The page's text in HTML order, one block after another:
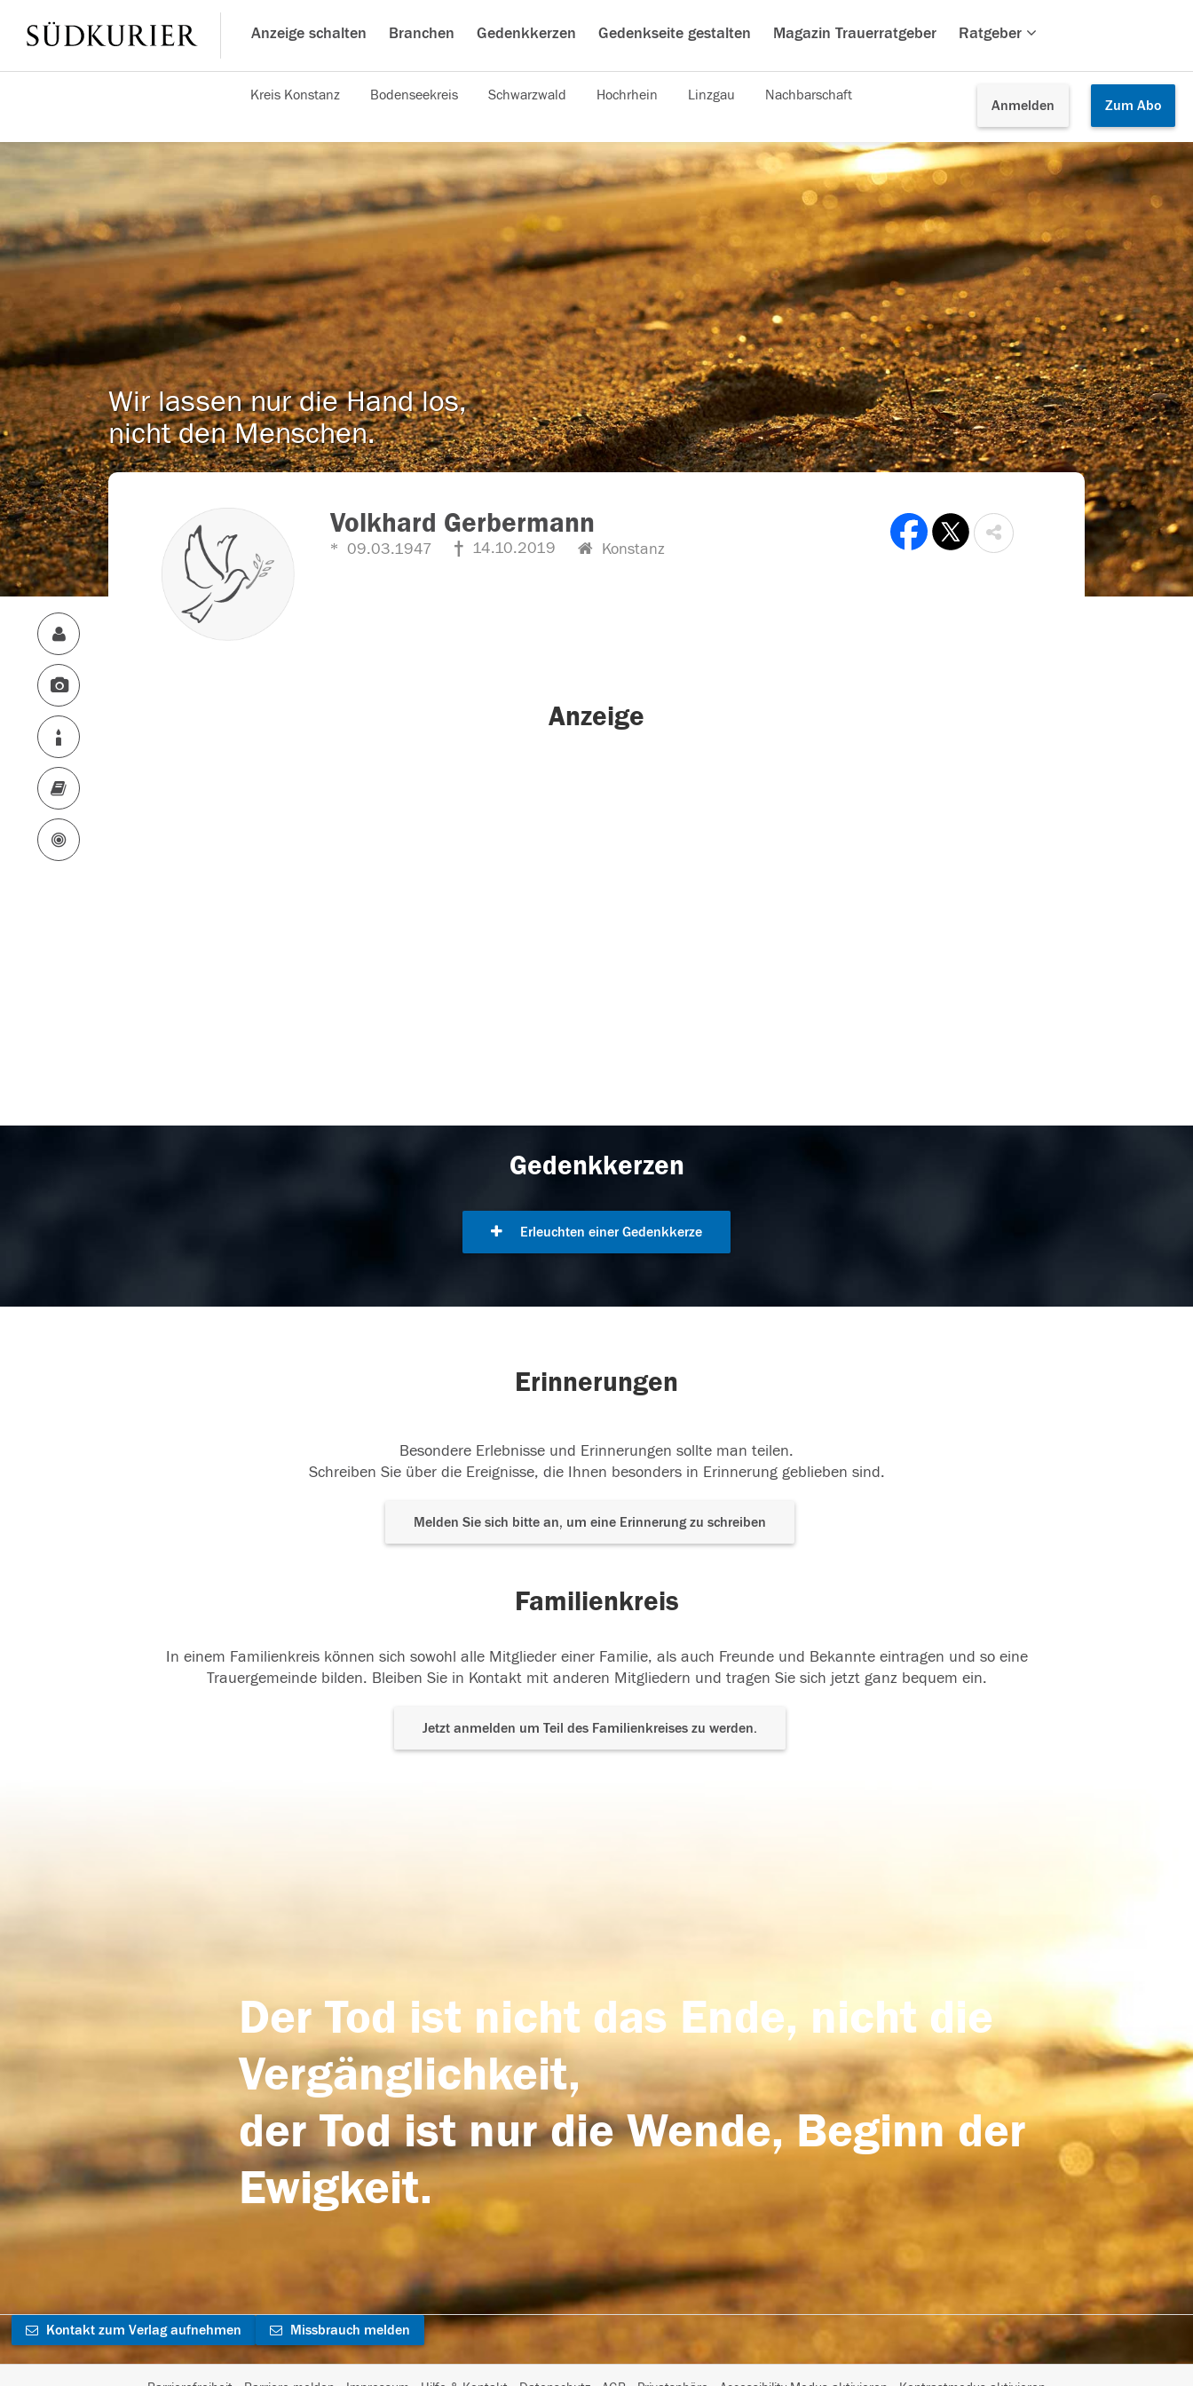
Anzeige schalten Branchen Gedenkkerzen Gedenkseite gestalten Magazin Trauerratgeber Ratgeber
Anmelden Zum Abo
Kreis Konstanz Bodenseekreis Schwarzwald Hochrhein Linzgau Nachbarschaft
Wir lassen nur die Hand los,
nicht den Menschen.
Volkhard Gerbermann
09.03.1947 14.10.2019 Konstanz
Anzeige
Gedenkkerzen
Erleuchten einer Gedenkkerze
Erinnerungen
Besondere Erlebnisse und Erinnerungen sollte man teilen.
Schreiben Sie über die Ereignisse, die Ihnen besonders in Erinnerung geblieben sind.
Melden Sie sich bitte an, um eine Erinnerung zu schreiben
Familienkreis
In einem Familienkreis können sich sowohl alle Mitglieder einer Familie, als auch Freunde und Bekannte eintragen und so eine
Trauergemeinde bilden. Bleiben Sie in Kontakt mit anderen Mitgliedern und tragen Sie sich jetzt ganz bequem ein.
Jetzt anmelden um Teil des Familienkreises zu werden.
Der Tod ist nicht das Ende, nicht die
Vergänglichkeit,
der Tod ist nur die Wende, Beginn der
Ewigkeit.
Kontakt zum Verlag aufnehmen Missbrauch melden